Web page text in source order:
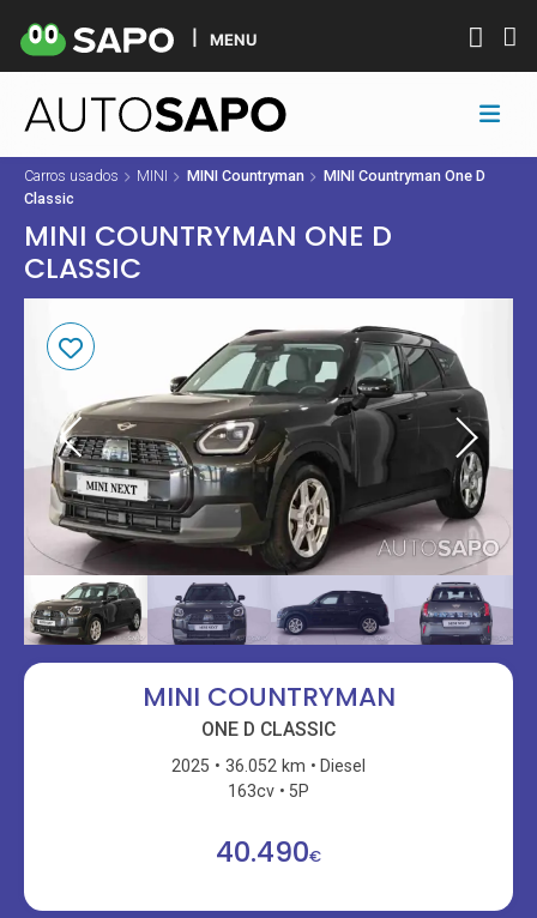
MENU
Carros usados MINI MINI Countryman
MINI Countryman One D
Classic
MINI COUNTRYMAN ONE D
CLASSIC
MINI COUNTRYMAN
ONE D CLASSIC
2025 36.052 km
Diesel
163cv
5P
40.490€